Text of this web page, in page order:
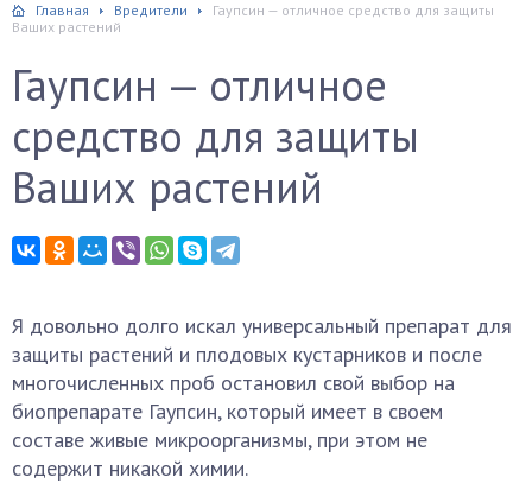
Главная Вредители
Гаупсин — отличное средство для защиты
Ваших растений
Гаупсин — отличное
средство для защиты
Ваших растений
Я довольно долго искал универсальный препарат для
защиты растений и плодовых кустарников и после
многочисленных проб остановил свой выбор на
биопрепарате Гаупсин, который имеет в своем
составе живые микроорганизмы, при этом не
содержит никакой химии.